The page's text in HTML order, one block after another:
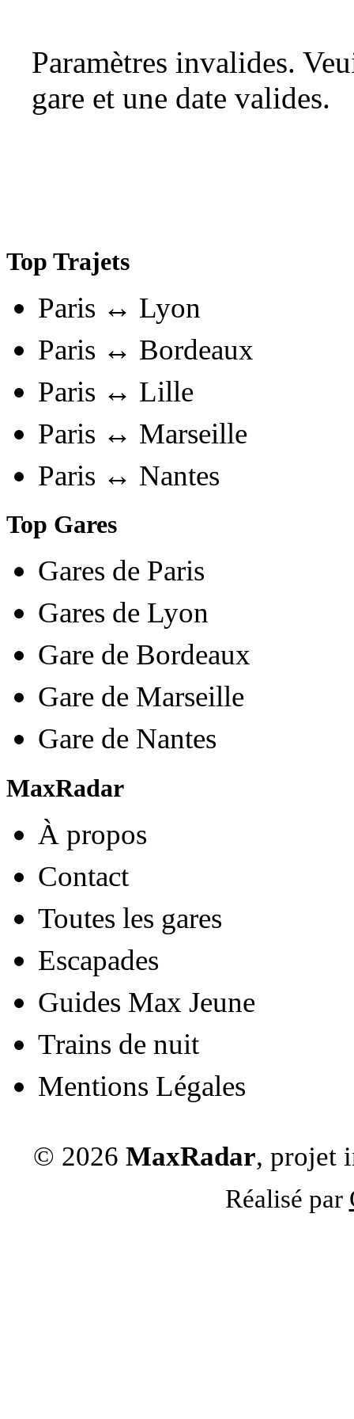
Paramètres invalides.
gare et une date valides.
Top Trajets
Paris ↔ Lyon
Paris ↔ Bordeaux
Paris ↔ Lille
Paris ↔ Marseille
Paris ↔ Nantes
Top Gares
Gares de Paris
Gares de Lyon
Gare de Bordeaux
Gare de Marseille
Gare de Nantes
MaxRadar
À propos
Contact
Toutes les gares
Escapades
Guides Max Jeune
Trains de nuit
Mentions Légales
© 2026 MaxRadar, projet
Réalisé par